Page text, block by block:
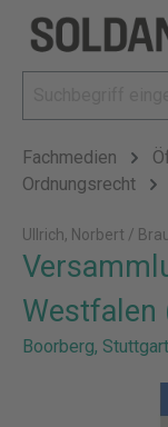
Fachmedien
Ordnungsrecht
Ullrich, Norbert /
Westfalen
Boorberg,